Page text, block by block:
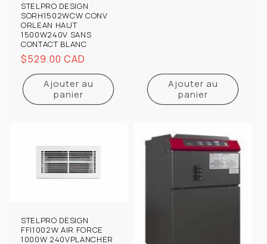
STELPRO DESIGN
SORH1502WCW CONV
ORLEAN HAUT
1500W240V SANS
CONTACT BLANC
Prix
habituel
$529.00 CAD
Ajouter au
panier
Ajouter au
panier
STELPRO DESIGN
FFI1002W AIR FORCE
1000W 240VPLANCHER